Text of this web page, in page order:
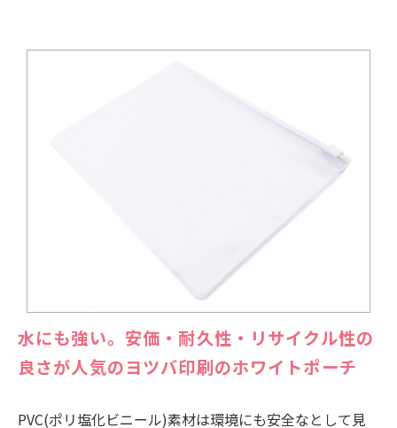
水にも強い。安価・耐久性・リサイクル性の
良さが人気のヨツバ印刷のホワイトポーチ
PVC(ポリ塩化ビニール)素材は環境にも安全なとして見